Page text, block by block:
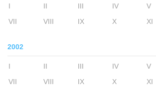
I II III IV V
VII
VIII IX X XI
2002
I II III IV V
VII
VIII IX X XI